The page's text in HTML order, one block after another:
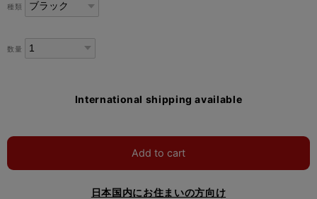
種類
数量
International shipping available
Add to cart
日本国内にお住まいの方向け